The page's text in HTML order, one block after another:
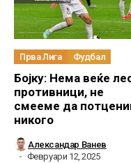
Прва Лига Фудбал
Бојку: Нема веќе
противници, не
смееме да
никого
Александар Ванев
Февруари 12, 2025